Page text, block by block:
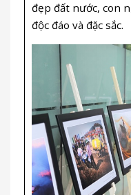
đẹp đất nước, con
độc đáo và đặc sắc.